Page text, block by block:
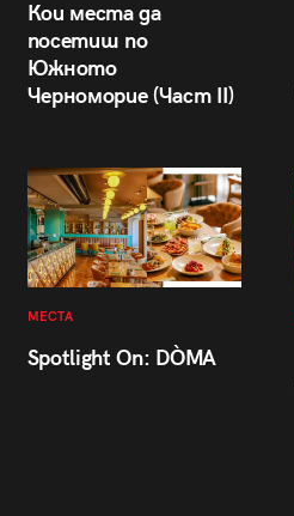
Кои места да
посетиш по
Южното
Черноморие (Част II)
МЕСТА
Spotlight On: DÒMA